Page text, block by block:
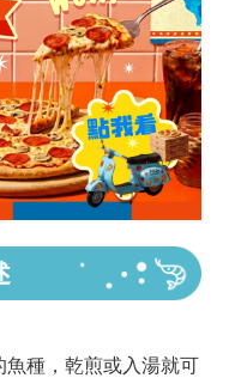
種，乾煎或入湯就可